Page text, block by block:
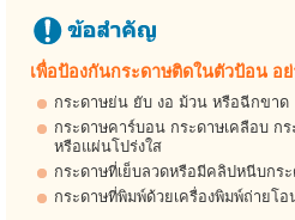
เพื่อป้องกันกระดาษติดในตัวป้อน อ
กระดาษย่น ยับ งอ ม้วน หรือฉีกขาด
กระดาษคาร์บอน กระดาษเคลือบ ก
หรือแผ่นโปร่งใส
กระดาษที่เย็บลวดหรือมีคลิปหนีบกร
กระดาษที่พิมพ์ด้วยเครื่องพิมพ์ถ่ายโ